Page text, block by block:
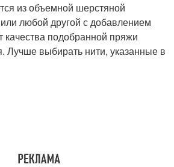
из объемной шерстяной
любой другой с добавлением
качества подобранной пряжи
Лучше выбирать нити, указанные в